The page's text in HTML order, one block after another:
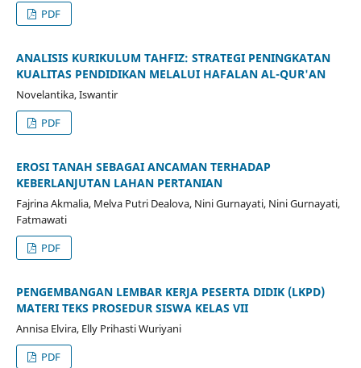
PDF
ANALISIS KURIKULUM TAHFIZ: STRATEGI PENINGKATAN
KUALITAS PENDIDIKAN MELALUI HAFALAN AL-QUR'AN
Novelantika, Iswantir
PDF
EROSI TANAH SEBAGAI ANCAMAN TERHADAP
KEBERLANJUTAN LAHAN PERTANIAN
Fajrina Akmalia, Melva Putri Dealova, Nini Gurnayati, Nini Gurnayati,
Fatmawati
PDF
PENGEMBANGAN LEMBAR KERJA PESERTA DIDIK (LKPD)
MATERI TEKS PROSEDUR SISWA KELAS VII
Annisa Elvira, Elly Prihasti Wuriyani
PDF